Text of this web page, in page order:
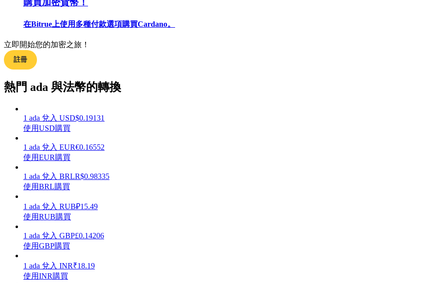
合約指南
合約功能使用指南
學習如何保持盈利
購買加密貨幣！
在Bitrue上使用多種付款選項購買Cardano。
立即開始您的加密之旅！
註冊
熱門 ada 與法幣的轉換
1 ada 兌入 USD$0.19131
使用USD購買
1 ada 兌入 EUR€0.16552
使用EUR購買
1 ada 兌入 BRLR$0.98335
使用BRL購買
1 ada 兌入 RUB₽15.49
使用RUB購買
1 ada 兌入 GBP£0.14206
使用GBP購買
1 ada 兌入 INR₹18.19
使用INR購買